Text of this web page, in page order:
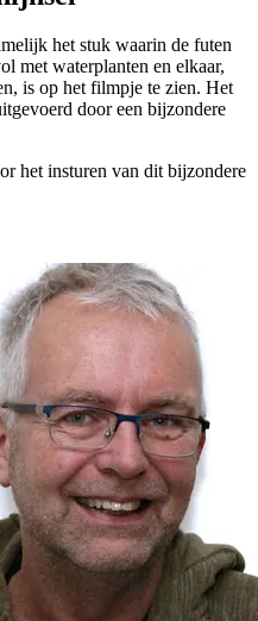
het stuk waarin de futen
met waterplanten en elkaar,
is op het filmpje te zien. Het
door een bijzondere
het insturen van dit bijzondere